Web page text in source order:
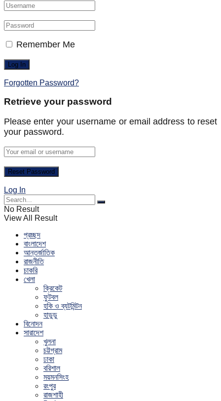
Remember Me
Forgotten Password?
Retrieve your password
Please enter your username or email address to reset
your password.
Log In
No Result
View All Result
প্রচ্ছদ
বাংলাদেশ
আন্তর্জাতিক
রাজনীতি
চাকরি
খেলা
ক্রিকেট
ফুটবল
হকি ও ব্যটমিন্টন
হাডুডু
বিনোদন
সারাদেশ
খুলনা
চট্টগ্রাম
ঢাকা
বরিশাল
ময়মনসিংহ
রংপুর
রাজশাহী